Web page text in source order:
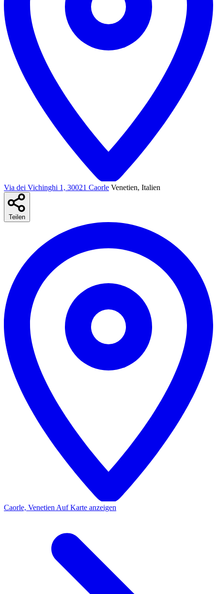
Via dei Vichinghi 1, 30021 Caorle Venetien, Italien
Teilen
Caorle, Venetien Auf Karte anzeigen